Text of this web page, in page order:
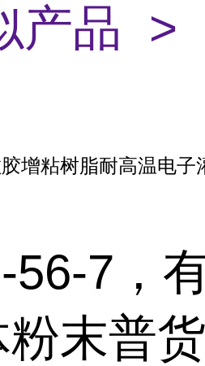
产品 >
增粘树脂耐高温电子
56-7，
末普